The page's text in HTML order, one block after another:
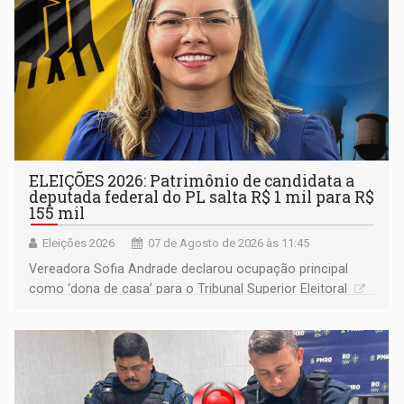
ELEIÇÕES 2026: Patrimônio de candidata a
deputada federal do PL salta R$ 1 mil para R$
155 mil
Eleições 2026 07 de Agosto de 2026 às 11:45
Vereadora Sofia Andrade declarou ocupação principal
como ‘dona de casa’ para o Tribunal Superior Eleitoral